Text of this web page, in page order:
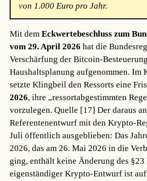
von 1.000 Euro pro Jahr.
Mit demEckwertebeschluss zum
vom 29. April 2026 hat die
Verschärfung der Bitcoin-
Haushaltsplanung aufgenommen. Im
setzte Klingbeil den Ressorts eine
2026, ihre „ressortabgestimmten
vorzulegen.Quelle [17] Der daraus
Referentenentwurf mit den Krypto-
Juli öffentlich ausgeblieben: Das
2026, das am 26. Mai 2026 in die
ging, enthält keine Änderung des §23
eigenständiger Krypto-Entwurf ist auf